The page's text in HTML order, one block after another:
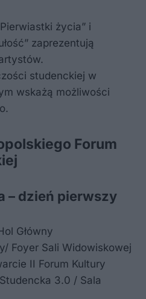
życia” i
zaprezentują
studenckiej w
wskażą możliwości
Forum
– dzień pierwszy
Główny
Foyer Sali Widowiskowej
II Forum Kultury
3.0 / Sala